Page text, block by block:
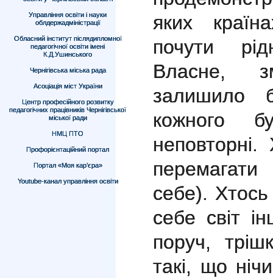
Управління освіти і науки
облдержадміністрації
Обласний інститут післядипломної
педагогічної освіти імені
К.Д.Ушинського
Чернігівська міська рада
Асоціація міст України
Центр професійного розвитку
педагогічних працівників Чернігівської
міської ради
НМЦ ПТО
Профорієнтаційний портал
Портал «Моя кар’єра»
Youtube-канал управління освіти
яких
почути
Власне,
залишило
кожного
себе).
себе світ
поруч,
такі, що